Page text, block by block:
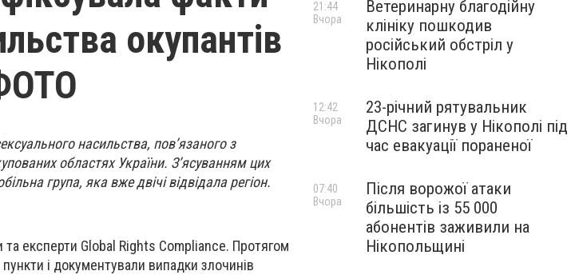
окупантів
насильства, пов’язаного з
областях України. З’ясуванням цих
група, яка вже двічі відвідала регіон.
та експерти Global Rights Compliance. Протягом
і документували випадки злочинів
Ветеринарну благодійну
клініку пошкодив
російський обстріл у
Нікополі
21:44
Вчора
23-річний рятувальник
ДСНС загинув у Нікополі під
час евакуації пораненої
12:42
Вчора
Після ворожої атаки
більшість із 55 000
абонентів заживили на
Нікопольщині
07:40
Вчора